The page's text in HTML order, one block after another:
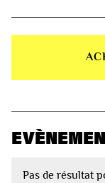
Pas de résultat